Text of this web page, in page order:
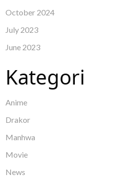
October 2024
July 2023
June 2023
Kategori
Anime
Drakor
Manhwa
Movie
News